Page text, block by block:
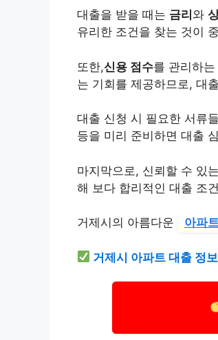
대출을 받을 때는 금리 와
유리한 조건을 찾는 것이
또한,신용 점수를 관리하
는 기회를 제공하므로, 대
대출 신청 시 필요한 서류
등을 미리 준비하면 대출
마지막으로, 신뢰할 수 있는
해 보다 합리적인 대출 조
거제시의 아름다운 아파
거제시 아파트 대출 정